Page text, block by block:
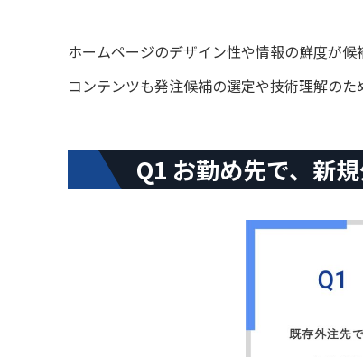
ホームページのデザイン性や情報の鮮度が
コンテンツも発注候補の選定や技術理解の
Q1 お勤め先で、新